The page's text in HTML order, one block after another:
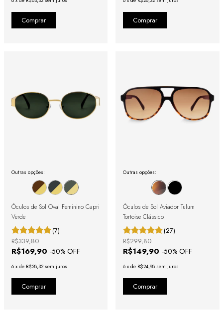
Outras opções:
Óculos de Sol Oval Feminino Capri
Verde
(7)
R$169,90 -50% OFF
R$339,80
6 x de R$28,32 sem juros
Outras opções:
Óculos de Sol Aviador Tulum
Tortoise Clássico
(27)
R$149,90 -50% OFF
R$299,80
6 x de R$24,98 sem juros